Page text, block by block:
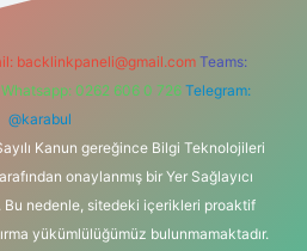
backlinkpaneli@gmail.com Teams:
Whatsapp: 0262 606 0 726 Telegram:
@karabul
Kanun gereğince Bilgi Teknolojileri
onaylanmış bir Yer Sağlayıcı
nedenle, sitedeki içerikleri proaktif
yükümlülüğümüz bulunmamaktadır.